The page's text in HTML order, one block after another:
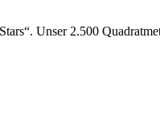
Unser 2.500